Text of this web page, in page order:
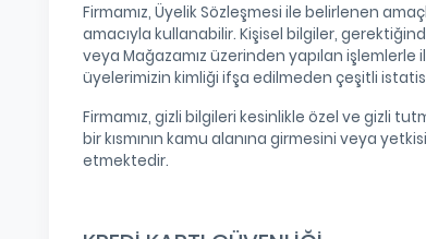
Firmamız, Üyelik Sözleşmesi ile belirlenen
amacıyla kullanabilir. Kişisel bilgiler,
veya Mağazamız üzerinden yapılan işlemlerle
üyelerimizin kimliği ifşa edilmeden çeşitli
Firmamız, gizli bilgileri kesinlikle özel ve gizli
bir kısmının kamu alanına girmesini veya
etmektedir.